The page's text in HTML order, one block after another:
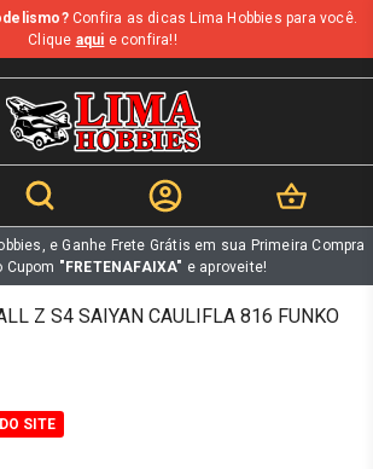
Confira as dicas Lima Hobbies para você.
Clique aqui e confira!!
e Ganhe Frete Grátis em sua Primeira Compra
Cupom "FRETENAFAIXA" e aproveite!
Z S4 SAIYAN CAULIFLA 816 FUNKO
SITE